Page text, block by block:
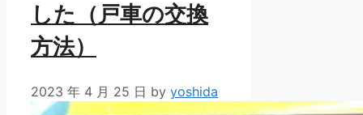
した（戸車の交換
方法）
2023 年 4 月 25 日 by yoshida